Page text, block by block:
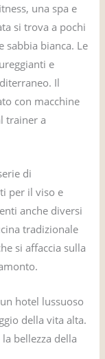
una spa e
si trova a pochi
sabbia bianca. Le
e
Il
con macchine
trainer a
di
per il viso e
anche diversi
tradizionale
si affaccia sulla
hotel lussuoso
della vita alta.
bellezza della